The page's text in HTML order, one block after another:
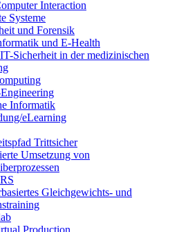
Interaction
Systeme
und Forensik
und E-Health
Sicherheit in der medizinischen
Informatik
eLearning
Trittsicher
Umsetzung von
Gleichgewichts- und
Production